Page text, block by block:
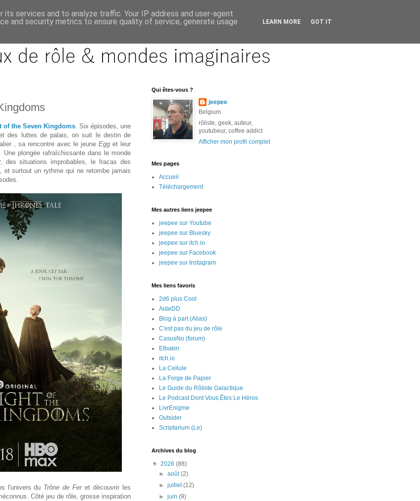
of the Seven Kingdoms. Six épisodes, une
des luttes de palais, on suit le destin de
, sa rencontre avec le jeune Egg et leur
plongée rafraîchissante dans le monde
des situations improbables, le fracas des
et surtout un rythme qui ne retombe jamais
l'univers du Trône de Feret découvrir les
Côté jeu de rôle, grosse inspiration
Qui êtes-vous ?
jeepee
Belgium
rôliste, geek, auteur,
youtubeur, coffee addict
Afficher mon profil complet
Mes pages
Accueil
Téléchargement
Mes autres liens jeepee
jeepee sur Youtube
jeepee sur Bluesky
jeepee sur itch.io
jeepee sur Facebook
jeepee sur Instagram
Mes liens favoris
2d6 plus Cool
AideDD
Blog à part (Alias)
C'est pas du jeu de rôle
CasusNo (forum)
Elbakin
itch.io
La Cellule
La Forge de Papier
Le Guide du Rôliste Galactique
Le Podcast Dont Vous Êtes Le Héros
LivrEnigme
Outsider
Scriptarium (Le)
Archives du blog
▼ 2026 (88)
►août(2)
►juillet(12)
►juin(9)
services and to analyze traffic. Your IP address and user-agent
and security metrics to ensure quality of service, generate usage
LEARN MORE GOT IT